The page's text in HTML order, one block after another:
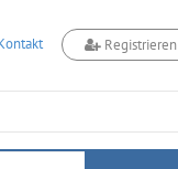
Registrieren